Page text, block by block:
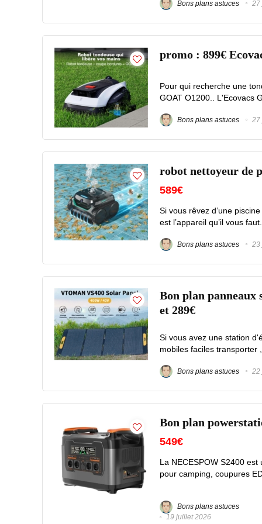
Bons plans astuces 27
promo : 899€
Pour qui recherche une
GOAT O1200.. L'Ecovacs
Bons plans astuces 27
robot nettoyeur de
589€
Si vous rêvez d’une
est l’appareil qu’il vous
Bons plans astuces 23
Bon plan panneaux
et 289€
Si vous avez une station
mobiles faciles transporter
Bons plans astuces 22
Bon plan
549€
La NECESPOW S2400
pour camping, coupures
Bons plans astuces
19 juillet 2026